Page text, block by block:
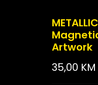
Artwork
35,00 KM